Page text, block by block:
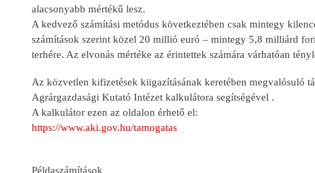
alacsonyabb mértékű lesz.
A kedvező számítási metódus következtében csak mintegy
számítások szerint közel 20 millió euró – mintegy 5,8 milliárd
terhére. Az elvonás mértéke az érintettek számára várhatóan
Az közvetlen kifizetések kiigazításának keretében megvalósuló
Agrárgazdasági Kutató Intézet kalkulátora segítségével .
A kalkulátor ezen az oldalon érhető el:
https://www.aki.gov.hu/tamogatas
Példaszámítások